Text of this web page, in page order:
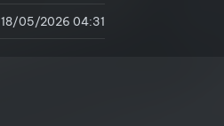
18/05/2026 04:31